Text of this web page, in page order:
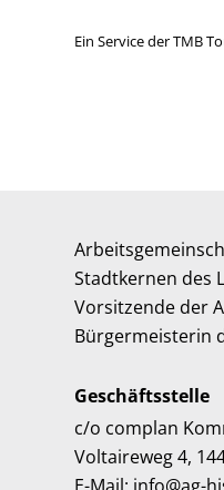
Ein Service der TMB
Stadtkernen des
Vorsitzende der
Bürgermeisterin
Geschäftsstelle
c/o complan
Voltaireweg 4,